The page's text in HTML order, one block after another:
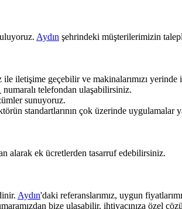
Aydın şehrindeki müşterilerimizin
ile iletişime geçebilir ve makinalarımızı
numaralı telefondan ulaşabilirsiniz.
sunuyoruz.
standartlarının çok üzerinde uygulamalar
alarak ek ücretlerden tasarruf edebilirsiniz.
Aydın'daki referanslarımız, uygun
bize ulaşabilir, ihtiyacınıza özel